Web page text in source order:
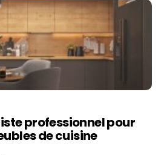
professionnel pour
de cuisine